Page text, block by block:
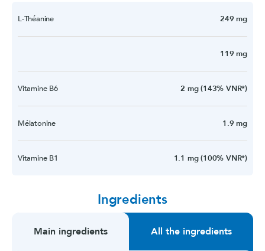
L-Théanine 249 mg
119 mg
Vitamine B6 2 mg (143% VNR*)
Mélatonine 1.9 mg
Vitamine B1 1.1 mg (100% VNR*)
Ingredients
Main ingredients All the ingredients